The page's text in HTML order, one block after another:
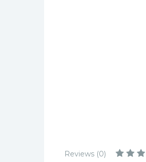
Taalstudie
Reviews (0)